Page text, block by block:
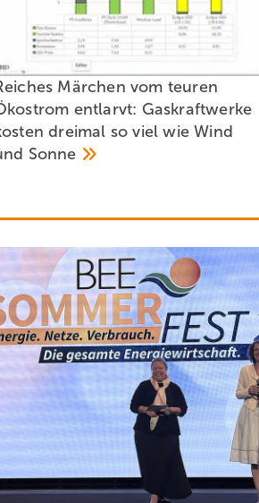
Märchen vom teuren
entlarvt: Gaskraftwerke
dreimal so viel wie Wind
Sonne